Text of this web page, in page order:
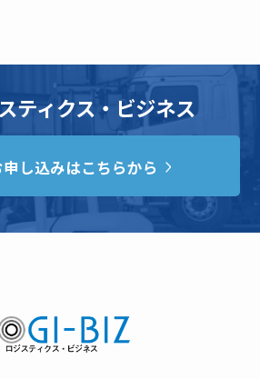
ティクス・ビジネス
し込みはこちらから